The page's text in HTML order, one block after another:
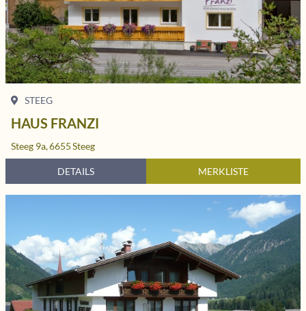
STEEG
HAUS FRANZI
Steeg 9a,6655Steeg
DETAILS MERKLISTE